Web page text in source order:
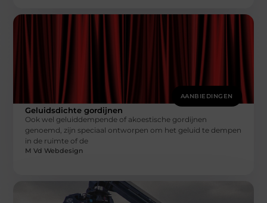
AANBIEDINGEN
Geluidsdichte gordijnen
Ook wel geluiddempende of akoestische gordijnen
genoemd, zijn speciaal ontworpen om het geluid te dempen
in de ruimte of de
M Vd Webdesign